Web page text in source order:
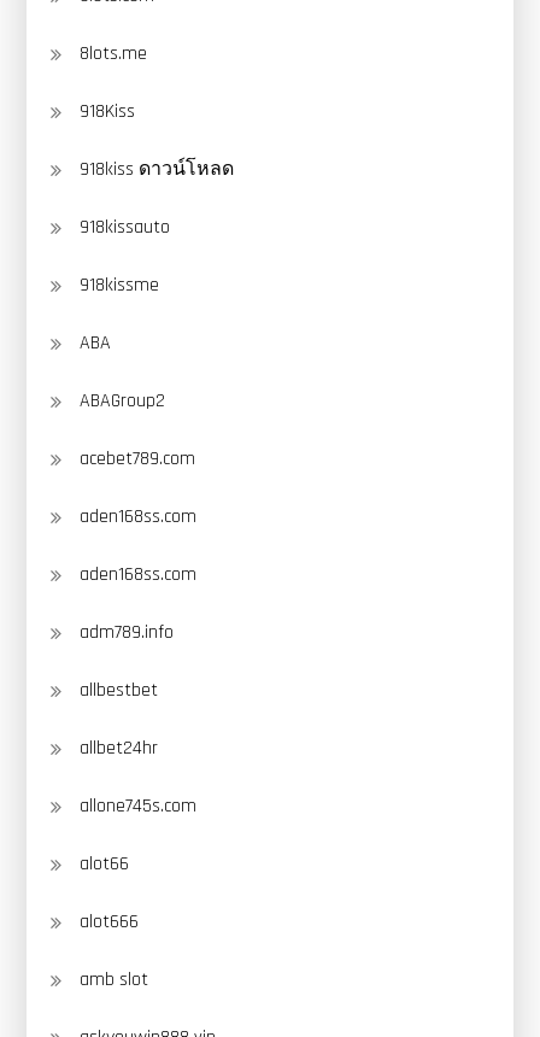
8lots.me
918Kiss
918kiss ดาวน์โหลด
918kissauto
918kissme
ABA
ABAGroup2
acebet789.com
aden168ss.com
aden168ss.com
adm789.info
allbestbet
allbet24hr
allone745s.com
alot66
alot666
amb slot